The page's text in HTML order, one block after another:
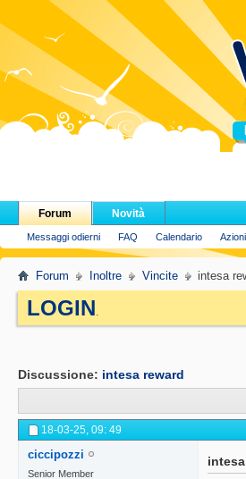
Forum
Messaggi odierni FAQ Calendario
Novità
Forum Inoltre Vincite intesa
LOGIN.
Discussione: intesa reward
18-03-25, 09: 49
ciccipozzi
Senior Member